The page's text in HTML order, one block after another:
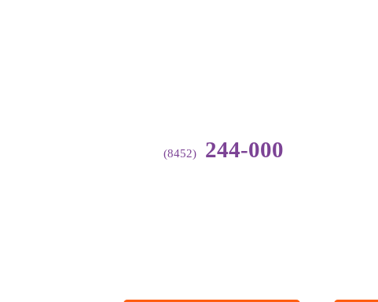
(8452) 244-000